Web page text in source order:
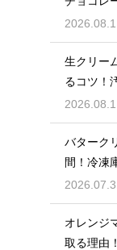
しい種類
2026.08.1
生クリー
るコツ！
れ方
2026.08.1
バターク
間！冷凍
コツ
オレンジ
取る理由